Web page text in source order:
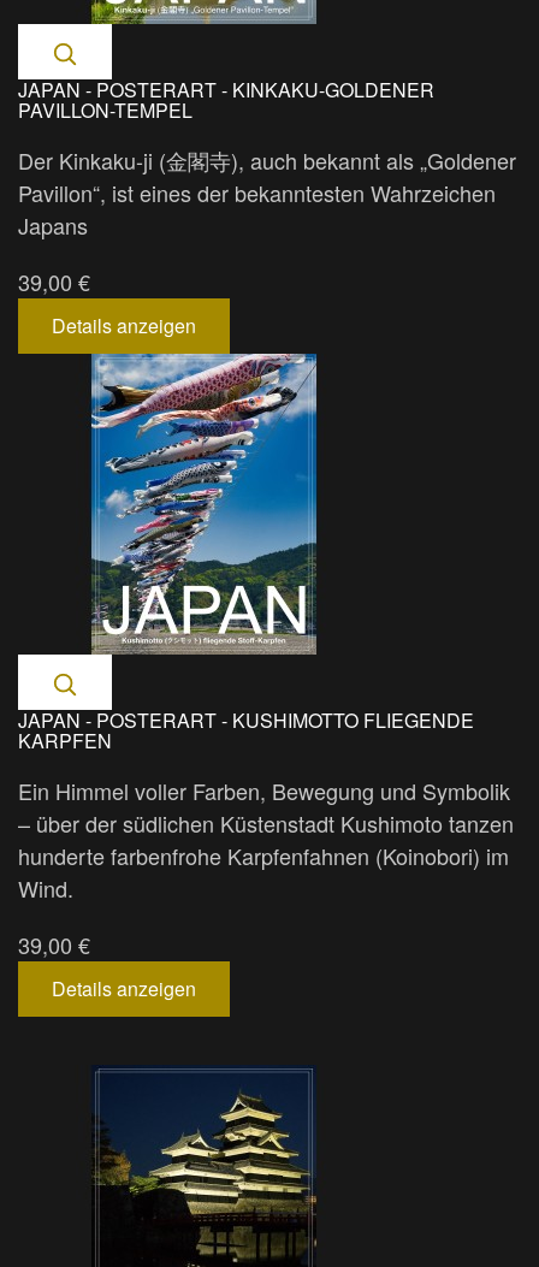
JAPAN - POSTERART - KINKAKU-GOLDENER
PAVILLON-TEMPEL
Der Kinkaku-ji (金閣寺), auch bekannt als „Goldener
Pavillon“, ist eines der bekanntesten Wahrzeichen
Japans
39,00 €
Details anzeigen
JAPAN - POSTERART - KUSHIMOTTO FLIEGENDE
KARPFEN
Ein Himmel voller Farben, Bewegung und Symbolik
– über der südlichen Küstenstadt Kushimoto tanzen
hunderte farbenfrohe Karpfenfahnen (Koinobori) im
Wind.
39,00 €
Details anzeigen